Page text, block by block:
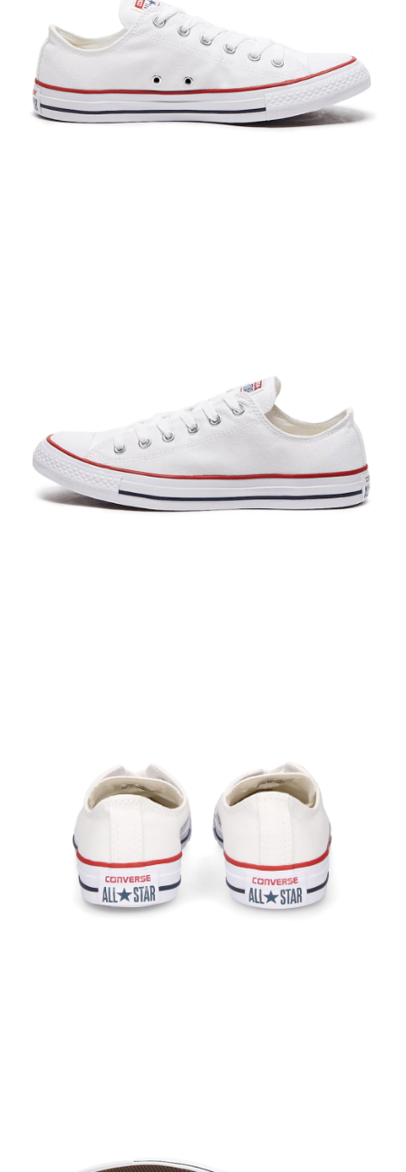
恩沛科技股份有限公司將有權停止該用戶之使用額度並採取法律行動。